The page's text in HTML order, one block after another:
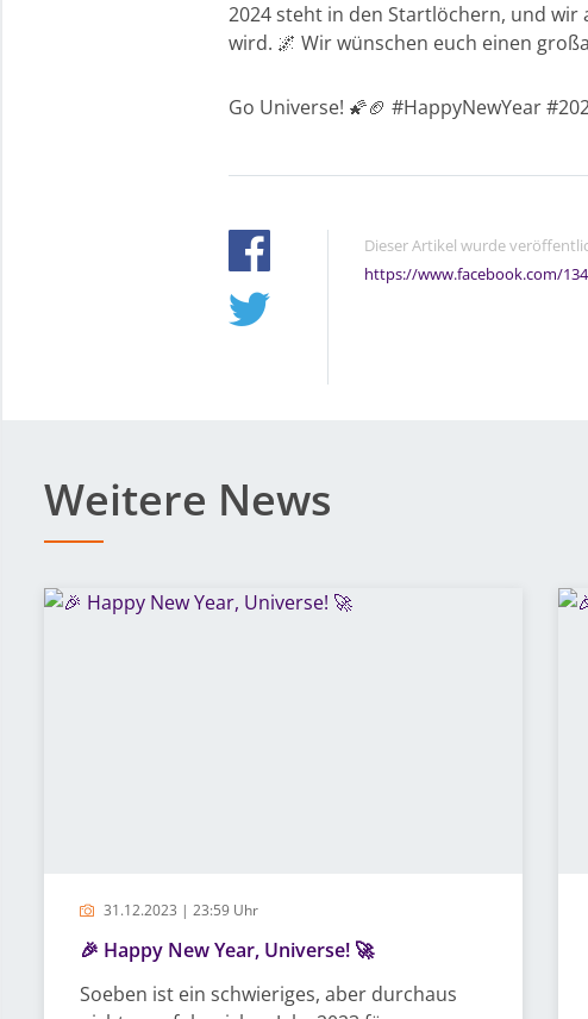
2024 steht in den Startlöchern, und
wird. 🌌 Wir wünschen euch einen
Go Universe! 🌠🏈 #HappyNewYear
Dieser Artikel wurde
https://www.facebook.com/
Weitere News
31.12.2023 | 23:59 Uhr
🎉 Happy New Year, Universe! 🚀
Soeben ist ein schwieriges, aber durchaus